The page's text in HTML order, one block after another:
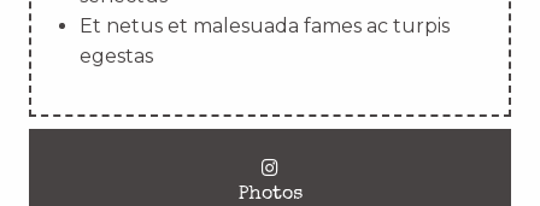
Et netus et malesuada fames ac turpis
egestas
Photos